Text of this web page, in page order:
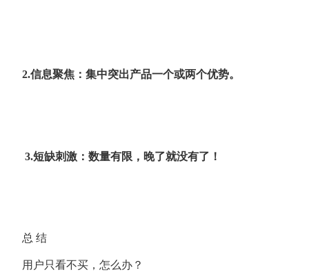
2.信息聚焦：集中突出产品一个或两个优势。
3.短缺刺激：数量有限，晚了就没有了！
总 结
用户只看不买，怎么办？